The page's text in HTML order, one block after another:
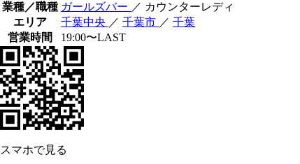
業種／職種 ガールズバー ／ カウンターレディ
エリア
千葉中央 ／ 千葉市 ／ 千葉
営業時間
19:00〜LAST
スマホで見る